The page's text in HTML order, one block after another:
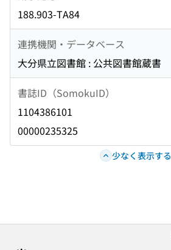
188.903-TA84
連携機関・データベース
大分県立図書館 : 公共図書館蔵書
書誌ID（SomokuID）
1104386101
00000235325
少なく表示する